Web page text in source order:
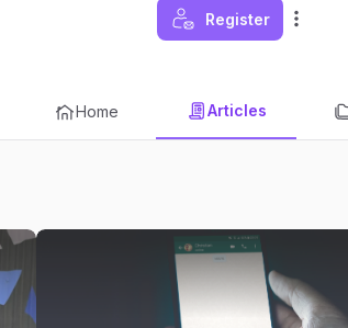
Register
Home Articles